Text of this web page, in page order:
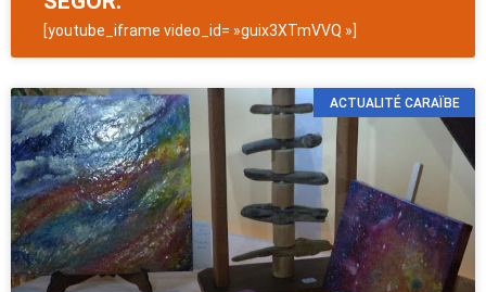
[youtube_iframe video_id= »guix3XTmVVQ »]
ACTUALITÉ CARAÏBE